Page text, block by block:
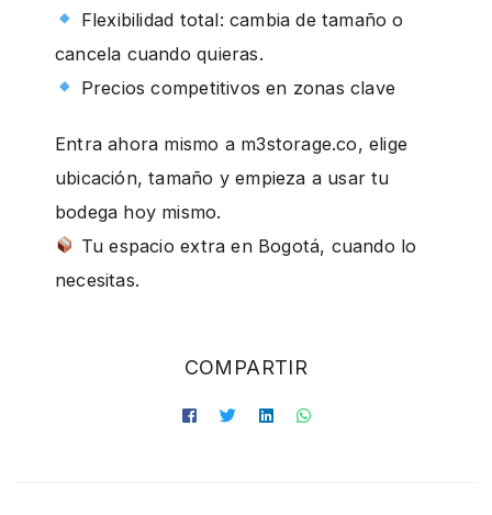
Flexibilidad total: cambia de tamaño o
cancela cuando quieras.
Precios competitivos en zonas clave
Entra ahora mismo a m3storage.co, elige
ubicación, tamaño y empieza a usar tu
bodega hoy mismo.
Tu espacio extra en Bogotá, cuando lo
necesitas.
COMPARTIR